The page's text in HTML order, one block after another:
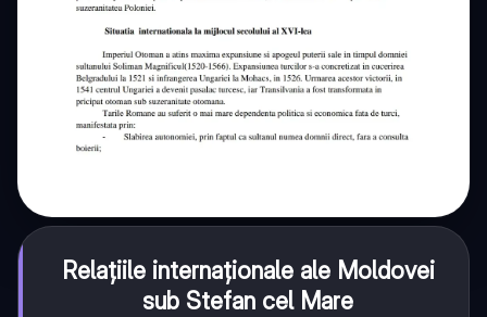
Relațiile internaționale ale Moldovei
sub Stefan cel Mare